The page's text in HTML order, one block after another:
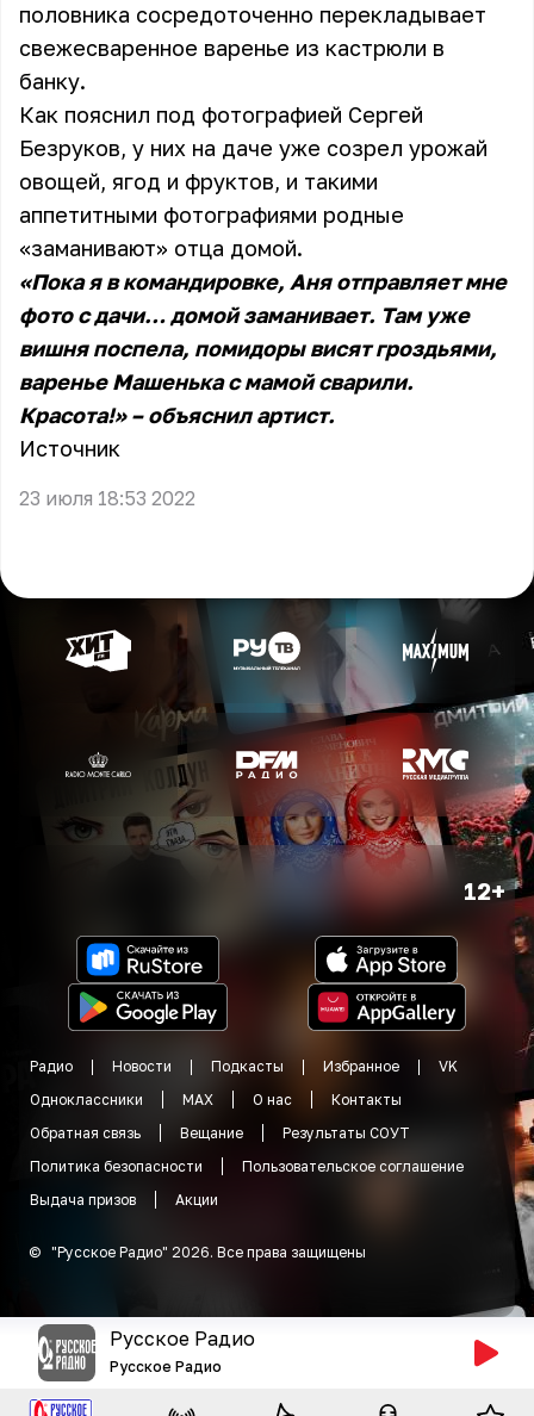
половника сосредоточенно перекладывает
свежесваренное варенье из кастрюли в
банку.
Как пояснил под фотографией Сергей
Безруков, у них на даче уже созрел урожай
овощей, ягод и фруктов, и такими
аппетитными фотографиями родные
«заманивают» отца домой.
«Пока я в командировке, Аня отправляет мне
фото с дачи… домой заманивает. Там уже
вишня поспела, помидоры висят гроздьями,
варенье Машенька с мамой сварили.
Красота!» – объяснил артист.
Источник
23 июля 18:53 2022
12+
Радио Новости Подкасты Избранное
VK
Одноклассники
MAX О нас
Контакты
Обратная связь
Вещание
Результаты СОУТ
Политика безопасности
Пользовательское соглашение
Выдача призов
Акции
© "Русское Радио" 2026. Все права защищены
Русское Радио
Русское Радио